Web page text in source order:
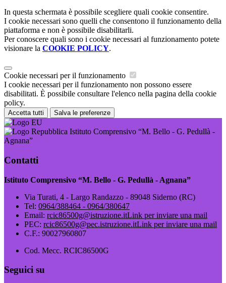
In questa schermata è possibile scegliere quali cookie consentire.
I cookie necessari sono quelli che consentono il funzionamento della
piattaforma e non è possibile disabilitarli.
Per conoscere quali sono i cookie necessari al funzionamento potete
visionare la COOKIE POLICY.
Cookie necessari per il funzionamento
I cookie necessari per il funzionamento non possono essere
disabilitati. È possibile consultare l'elenco nella pagina della cookie
policy.
Accetta tutti Salva le preferenze
Istituto Comprensivo “M. Bello - G. Pedullà -
Agnana”
Contatti
Istituto Comprensivo “M. Bello - G. Pedullà - Agnana”
Via Turati, 4 - Largo Randazzo - 89048 Siderno (RC)
Tel: 0964/388464 - 0964/380647
Email: rcic86500g@istruzione.itLink per inviare una mail
PEC: rcic86500g@pec.istruzione.itLink per inviare una mail
C.F.: 90027960807
Cod. Mecc. RCIC86500G
Seguici su